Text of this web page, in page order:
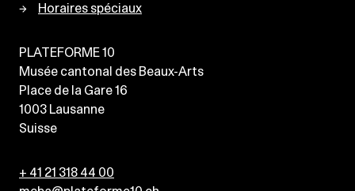
Horaires spéciaux
PLATEFORME 10
Musée cantonal des Beaux-Arts
Place de la Gare 16
1003 Lausanne
Suisse
+ 41 21 318 44 00